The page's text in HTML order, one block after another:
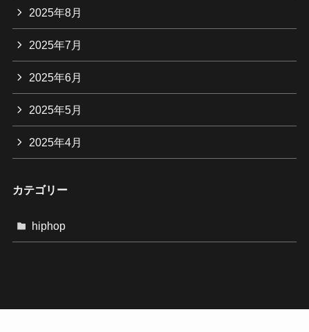
2025年8月
2025年7月
2025年6月
2025年5月
2025年4月
カテゴリー
hiphop